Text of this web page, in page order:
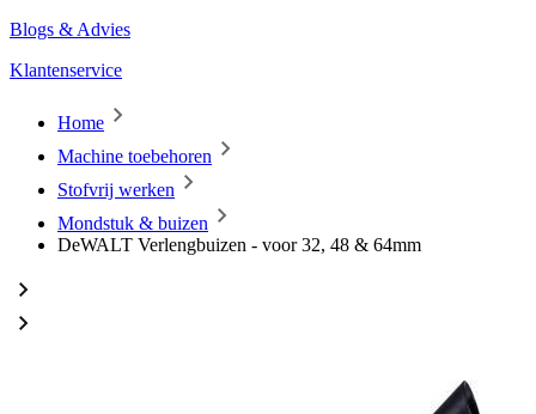
Blogs & Advies
Klantenservice
Home
Machine toebehoren
Stofvrij werken
Mondstuk & buizen
DeWALT Verlengbuizen - voor 32, 48 & 64mm